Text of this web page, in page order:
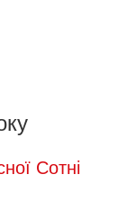
Сотні